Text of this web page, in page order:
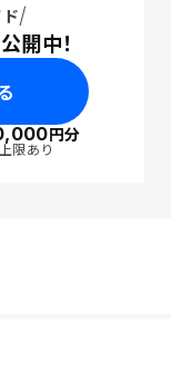
開中！
円分
限あり